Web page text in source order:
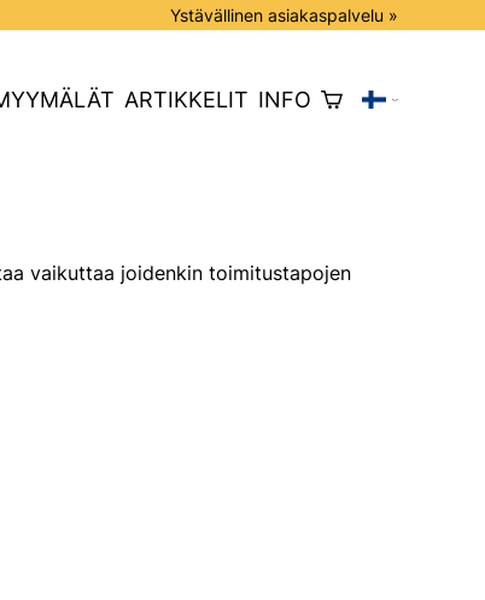
Ystävällinen asiakaspalvelu »
ARTIKKELIT INFO
vaikuttaa joidenkin toimitustapojen